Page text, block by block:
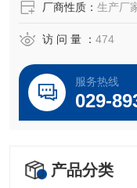
厂商性质： 生产厂
访 问 量 ： 474
服务热线
029-
产品分类